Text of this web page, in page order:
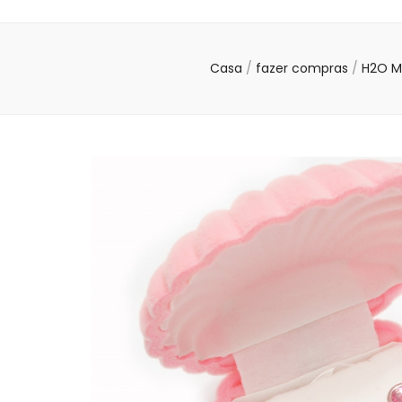
Casa / fazer compras / H2O